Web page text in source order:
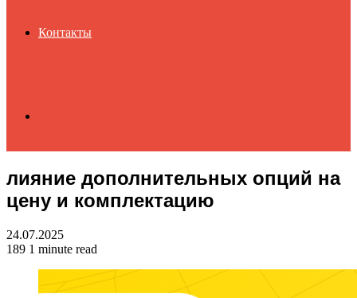
Контакты
for
лияние дополнительных опций на
цену и комплектацию
24.07.2025
189 1 minute read